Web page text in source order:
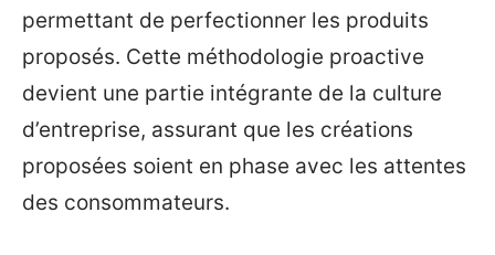
permettant de perfectionner les produits
proposés. Cette méthodologie proactive
devient une partie intégrante de la culture
d’entreprise, assurant que les créations
proposées soient en phase avec les attentes
des consommateurs.